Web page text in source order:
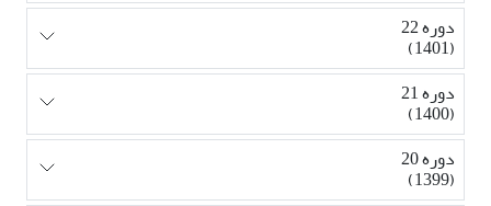
دوره 22
(1401)
دوره 21
(1400)
دوره 20
(1399)